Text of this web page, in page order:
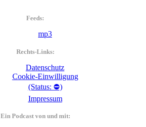
Feeds:
mp3
Rechts-Links:
Datenschutz
Cookie-Einwilligung
(Status: ⛔)
Impressum
Ein Podcast von und mit: